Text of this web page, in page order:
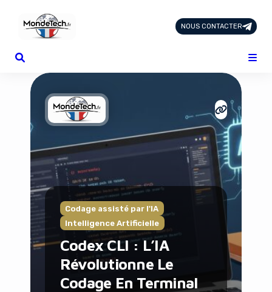
NOUS CONTACTER
Codage assisté par l'IA
Intelligence Artificielle
Codex CLI : L’IA
Révolutionne Le
Codage En Terminal
Catégories
Add-ons
Design & Créativité
E-commerce
Famille
Finance
Intelligence Artificielle
Lifestyle
Marketing & Ventes
Plateformes
Produits physiques
Santé et Forme
Social & Communauté